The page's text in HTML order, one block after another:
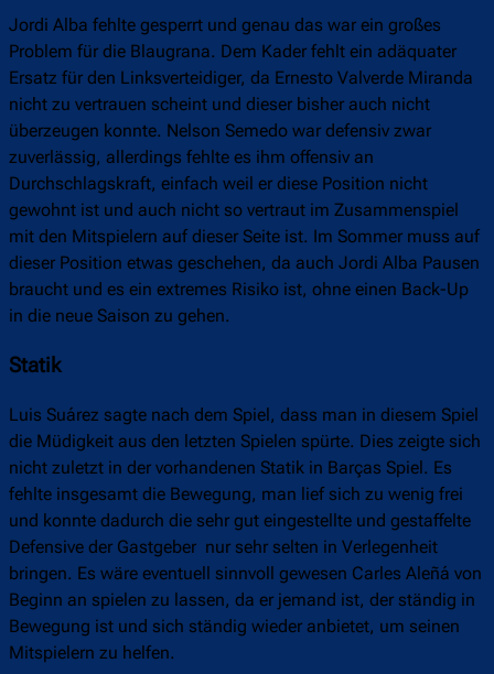
Jordi Alba fehlte gesperrt und genau das war ein großes
Problem für die Blaugrana. Dem Kader fehlt ein adäquater
Ersatz für den Linksverteidiger, da Ernesto Valverde Miranda
nicht zu vertrauen scheint und dieser bisher auch nicht
überzeugen konnte. Nelson Semedo war defensiv zwar
zuverlässig, allerdings fehlte es ihm offensiv an
Durchschlagskraft, einfach weil er diese Position nicht
gewohnt ist und auch nicht so vertraut im Zusammenspiel
mit den Mitspielern auf dieser Seite ist. Im Sommer muss auf
dieser Position etwas geschehen, da auch Jordi Alba Pausen
braucht und es ein extremes Risiko ist, ohne einen Back-Up
in die neue Saison zu gehen.
Statik
Luis Suárez sagte nach dem Spiel, dass man in diesem Spiel
die Müdigkeit aus den letzten Spielen spürte. Dies zeigte sich
nicht zuletzt in der vorhandenen Statik in Barças Spiel. Es
fehlte insgesamt die Bewegung, man lief sich zu wenig frei
und konnte dadurch die sehr gut eingestellte und gestaffelte
Defensive der Gastgeber nur sehr selten in Verlegenheit
bringen. Es wäre eventuell sinnvoll gewesen Carles Aleñá von
Beginn an spielen zu lassen, da er jemand ist, der ständig in
Bewegung ist und sich ständig wieder anbietet, um seinen
Mitspielern zu helfen.